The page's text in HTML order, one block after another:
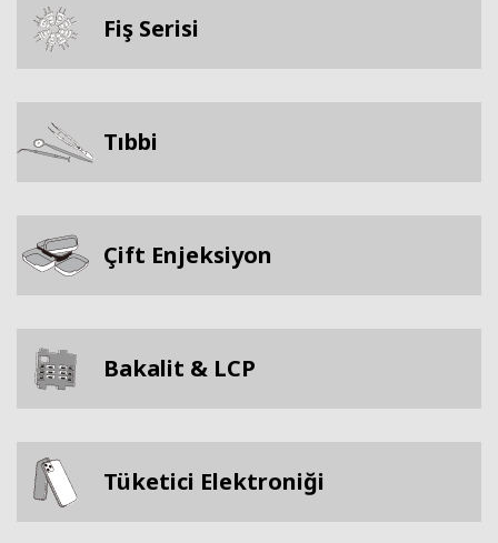
Fiş Serisi
Tıbbi
Çift Enjeksiyon
Bakalit & LCP
Tüketici Elektroniği